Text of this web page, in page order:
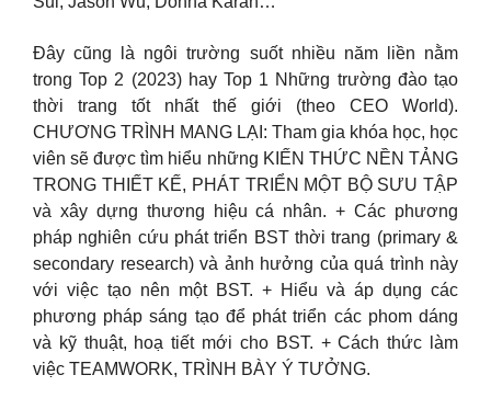
Đây cũng là ngôi trường suốt nhiều năm liền nằm
trong Top 2 (2023) hay Top 1 Những trường đào tạo
thời trang tốt nhất thế giới (theo CEO World).
CHƯƠNG TRÌNH MANG LẠI: Tham gia khóa học, học
viên sẽ được tìm hiểu những KIẾN THỨC NỀN TẢNG
TRONG THIẾT KẾ, PHÁT TRIỂN MỘT BỘ SƯU TẬP
và xây dựng thương hiệu cá nhân. + Các phương
pháp nghiên cứu phát triển BST thời trang (primary &
secondary research) và ảnh hưởng của quá trình này
với việc tạo nên một BST. + Hiểu và áp dụng các
phương pháp sáng tạo để phát triển các phom dáng
và kỹ thuật, hoạ tiết mới cho BST. + Cách thức làm
việc TEAMWORK, TRÌNH BÀY Ý TƯỞNG.